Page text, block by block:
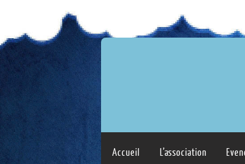
Accueil L’association